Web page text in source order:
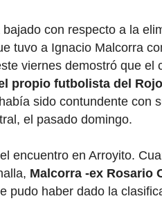
con respecto a la
tuvo a Ignacio Malcorra
viernes demostró que el
propio futbolista del
sido contundente con
el pasado domingo.
encuentro en Arroyito.
Malcorra -ex Rosario
pudo haber dado la